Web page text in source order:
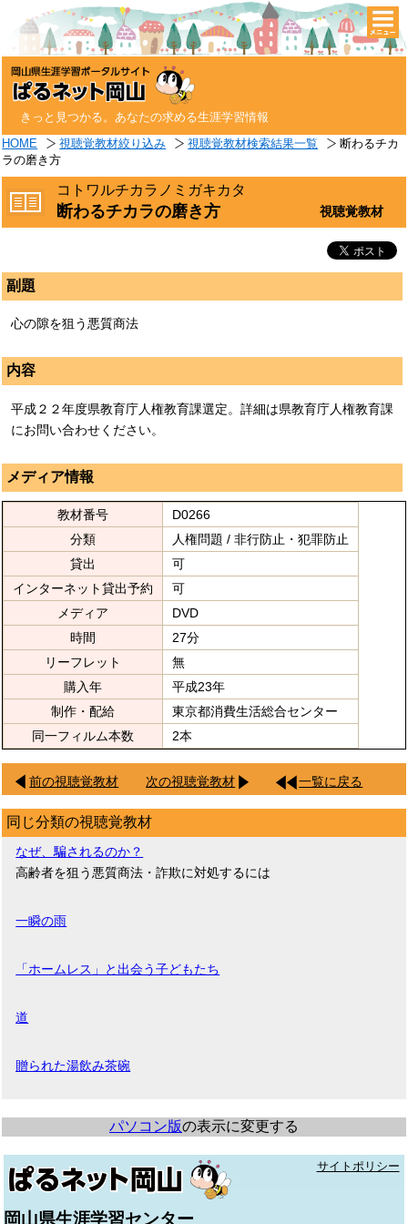
きっと見つかる。あなたの求める生涯学習情報
HOME 視聴覚教材絞り込み 視聴覚教材検索結果一覧
断わるチカ
ラの磨き方
コトワルチカラノミガキカタ
断わるチカラの磨き方 視聴覚教材
副題
心の隙を狙う悪質商法
内容
平成２２年度県教育庁人権教育課選定。詳細は県教育庁人権教育課
にお問い合わせください。
メディア情報
教材番号
D0266
分類
人権問題 / 非行防止・犯罪防止
貸出
可
インターネット貸出予約
可
メディア
DVD
時間
27分
リーフレット
無
購入年
平成23年
制作・配給
東京都消費生活総合センター
同一フィルム本数
2本
前の視聴覚教材 次の視聴覚教材 一覧に戻る
同じ分類の視聴覚教材
なぜ、騙されるのか？
高齢者を狙う悪質商法・詐欺に対処するには
一瞬の雨
「ホームレス」と出会う子どもたち
道
贈られた湯飲み茶碗
パソコン版の表示に変更する
サイトポリシー
岡山県生涯学習センター